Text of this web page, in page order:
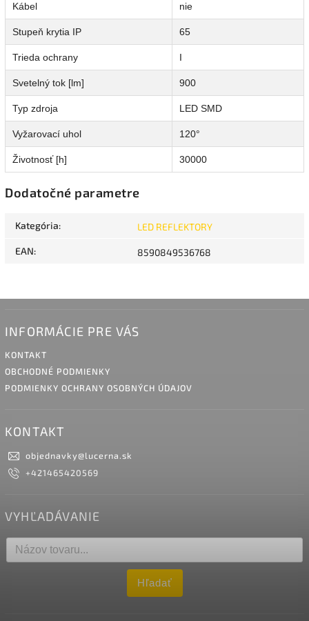
Kábel nie
Stupeň krytia IP 65
Trieda ochrany I
Svetelný tok [lm] 900
Typ zdroja LED SMD
Vyžarovací uhol 120°
Životnosť [h] 30000
Dodatočné parametre
Kategória: LED REFLEKTORY
EAN: 8590849536768
INFORMÁCIE PRE VÁS
KONTAKT
OBCHODNÉ PODMIENKY
PODMIENKY OCHRANY OSOBNÝCH ÚDAJOV
KONTAKT
objednavky@lucerna.sk
+421465420569
VYHĽADÁVANIE
Hľadať